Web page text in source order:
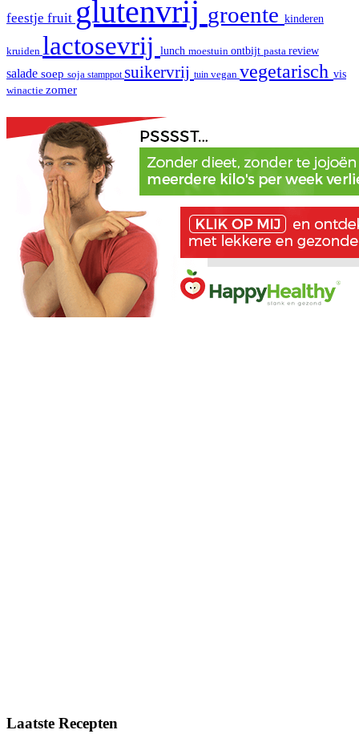
feestje fruit glutenvrij groente kinderen
kruiden lactosevrij lunch moestuin ontbijt pasta review
salade soep soja stamppotsuikervrij tuin vegan vegetarisch vis
winactie zomer
Laatste Recepten